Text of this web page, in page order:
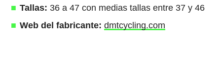
Tallas: 36 a 47 con medias tallas entre 37 y 46
Web del fabricante: dmtcycling.com